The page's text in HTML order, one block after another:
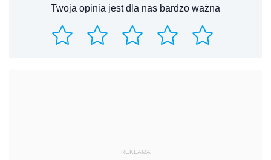
Twoja opinia jest dla nas bardzo ważna
REKLAMA